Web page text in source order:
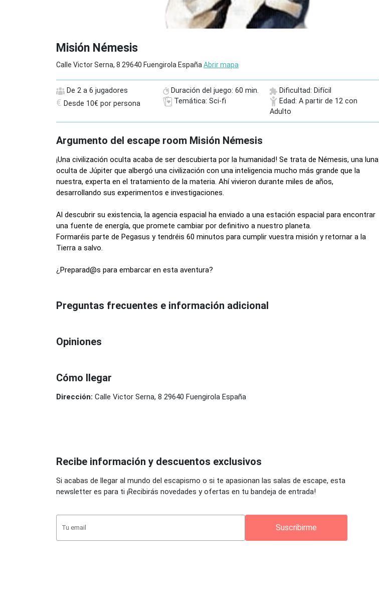
Misión Némesis
Calle Victor Serna, 8 29640 Fuengirola EspañaAbrir mapa
De 2 a 6 jugadores Duración del juego: 60 min. Dificultad: Difícil
€ Desde 10€ por persona Temática: Sci-fi
Edad: A partir de 12 con
Adulto
Argumento del escape room Misión Némesis
¡Una civilización oculta acaba de ser descubierta por la humanidad! Se trata de Némesis, una luna
oculta de Júpiter que albergó una civilización con una inteligencia mucho más grande que la
nuestra, experta en el tratamiento de la materia. Ahí vivieron durante miles de años,
desarrollando sus experimentos e investigaciones.
Al descubrir su existencia, la agencia espacial ha enviado a una estación espacial para encontrar
una fuente de energía, que promete cambiar por definitivo a nuestro planeta.
Formaréis parte de Pegasus y tendréis 60 minutos para cumplir vuestra misión y retornar a la
Tierra a salvo.
¿ Preparad@s para embarcar en esta aventura?
Preguntas frecuentes e información adicional
Opiniones
Cómo llegar
Dirección: Calle Victor Serna, 8 29640 Fuengirola España
Recibe información y descuentos exclusivos
Si acabas de llegar al mundo del escapismo o si te apasionan las salas de escape, esta
newsletter es para ti ¡Recibirás novedades y ofertas en tu bandeja de entrada!
Suscribirme